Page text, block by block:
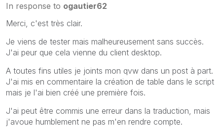
In response to ogautier62
Merci, c'est très clair.
Je viens de tester mais malheureusement sans succès.
J'ai peur que cela vienne du client desktop.
A toutes fins utiles je joints mon qvw dans un post à part.
J'ai mis en commentaire la création de table dans le script
mais je l'ai bien créé une première fois.
J'ai peut être commis une erreur dans la traduction, mais
j'avoue humblement ne pas m'en rendre compte.